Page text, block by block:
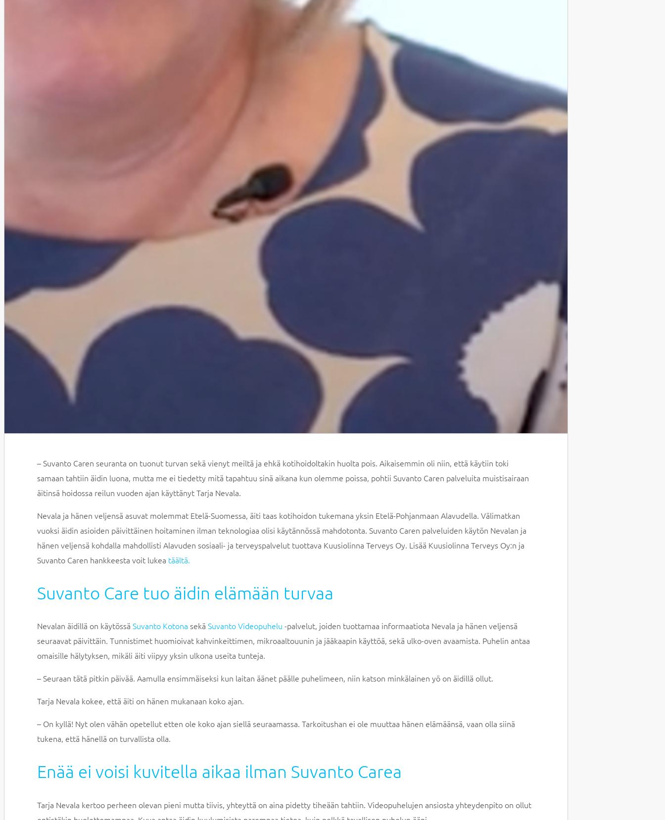
– Suvanto Caren seuranta on tuonut turvan sekä vienyt meiltä ja ehkä kotihoidoltakin huolta pois. Aikaisemmin oli niin, että käytiin toki
samaan tahtiin äidin luona, mutta me ei tiedetty mitä tapahtuu sinä aikana kun olemme poissa, pohtii Suvanto Caren palveluita muistisairaan
äitinsä hoidossa reilun vuoden ajan käyttänyt Tarja Nevala.
Nevala ja hänen veljensä asuvat molemmat Etelä-Suomessa, äiti taas kotihoidon tukemana yksin Etelä-Pohjanmaan Alavudella. Välimatkan
vuoksi äidin asioiden päivittäinen hoitaminen ilman teknologiaa olisi käytännössä mahdotonta. Suvanto Caren palveluiden käytön Nevalan ja
hänen veljensä kohdalla mahdollisti Alavuden sosiaali- ja terveyspalvelut tuottava Kuusiolinna Terveys Oy. Lisää Kuusiolinna Terveys Oy:n ja
Suvanto Caren hankkeesta voit lukea täältä.
Suvanto Care tuo äidin elämään turvaa
Nevalan äidillä on käytössä Suvanto Kotona sekä Suvanto Videopuhelu -palvelut, joiden tuottamaa informaatiota Nevala ja hänen veljensä
seuraavat päivittäin. Tunnistimet huomioivat kahvinkeittimen, mikroaaltouunin ja jääkaapin käyttöä, sekä ulko-oven avaamista. Puhelin antaa
omaisille hälytyksen, mikäli äiti viipyy yksin ulkona useita tunteja.
– Seuraan tätä pitkin päivää. Aamulla ensimmäiseksi kun laitan äänet päälle puhelimeen, niin katson minkälainen yö on äidillä ollut.
Tarja Nevala kokee, että äiti on hänen mukanaan koko ajan.
– On kyllä! Nyt olen vähän opetellut etten ole koko ajan siellä seuraamassa. Tarkoitushan ei ole muuttaa hänen elämäänsä, vaan olla siinä
tukena, että hänellä on turvallista olla.
Enää ei voisi kuvitella aikaa ilman Suvanto Carea
Tarja Nevala kertoo perheen olevan pieni mutta tiivis, yhteyttä on aina pidetty tiheään tahtiin. Videopuhelujen ansiosta yhteydenpito on ollut